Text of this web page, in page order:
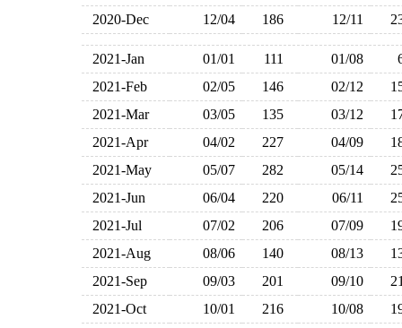
2020-Dec
12/04 186 12/11
2021-Jan 01/01 111 01/08
2021-Feb
02/05 146 02/12
2021-Mar
03/05 135 03/12
2021-Apr
04/02 227 04/09
2021-May
05/07 282 05/14
2021-Jun
06/04 220 06/11
2021-Jul
07/02 206 07/09
2021-Aug
08/06 140 08/13
2021-Sep
09/03 201 09/10
2021-Oct
10/01 216 10/08